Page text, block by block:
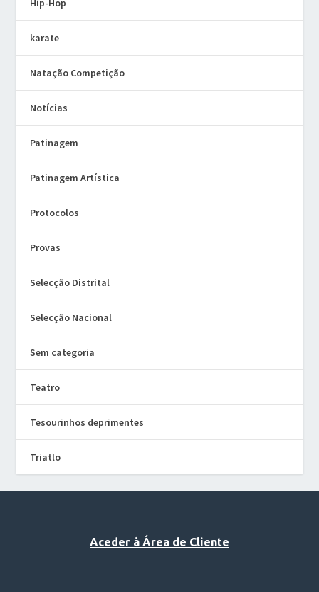
Hip-Hop
karate
Natação Competição
Notícias
Patinagem
Patinagem Artística
Protocolos
Provas
Selecção Distrital
Selecção Nacional
Sem categoria
Teatro
Tesourinhos deprimentes
Triatlo
Aceder à Área de Cliente